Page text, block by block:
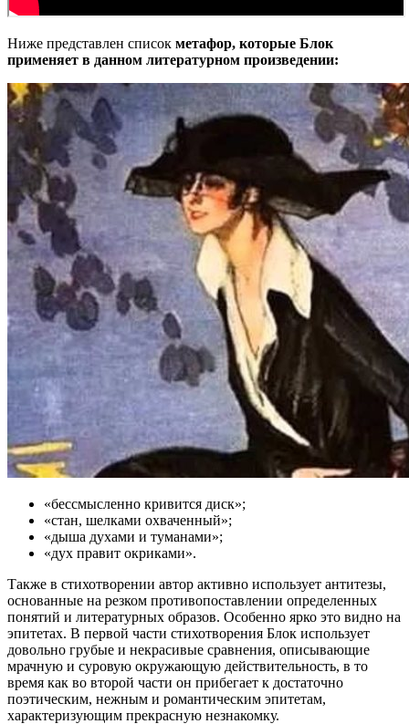
Ниже представлен список метафор, которые Блок
применяет в данном литературном произведении:
«бессмысленно кривится диск»;
«стан, шелками охваченный»;
«дыша духами и туманами»;
«дух правит окриками».
Также в стихотворении автор активно использует антитезы,
основанные на резком противопоставлении определенных
понятий и литературных образов. Особенно ярко это видно на
эпитетах. В первой части стихотворения Блок использует
довольно грубые и некрасивые сравнения, описывающие
мрачную и суровую окружающую действительность, в то
время как во второй части он прибегает к достаточно
поэтическим, нежным и романтическим эпитетам,
характеризующим прекрасную незнакомку.